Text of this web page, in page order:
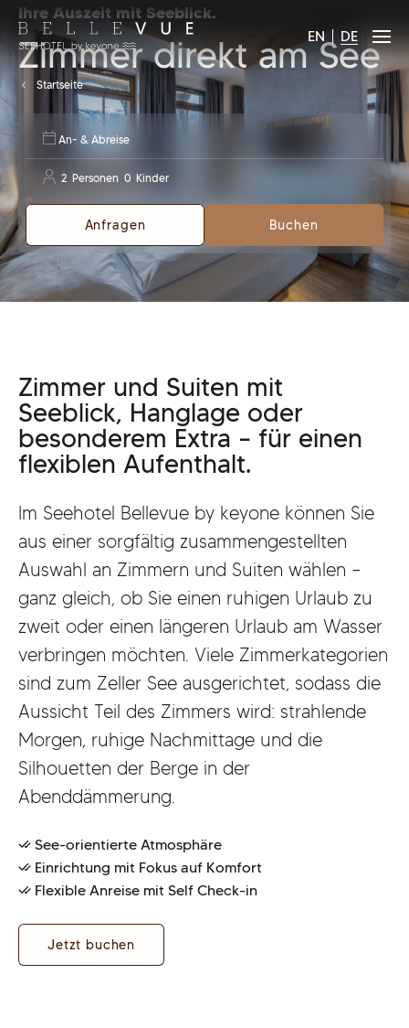
EN DE
Startseite
Ihre Auszeit mit Seeblick.
Zimmer direkt am See
An- & Abreise
2 Personen 0 Kinder
18 Jahre und älter
2
0
Anfragen Buchen
Zimmer und Suiten mit
Seeblick, Hanglage oder
besonderem Extra – für einen
flexiblen Aufenthalt.
Im Seehotel Bellevue by keyone können Sie
aus einer sorgfältig zusammengestellten
Auswahl an Zimmern und Suiten wählen –
ganz gleich, ob Sie einen ruhigen Urlaub zu
zweit oder einen längeren Urlaub am Wasser
verbringen möchten. Viele Zimmerkategorien
sind zum Zeller See ausgerichtet, sodass die
Aussicht Teil des Zimmers wird: strahlende
Morgen, ruhige Nachmittage und die
Silhouetten der Berge in der
Abenddämmerung.
See-orientierte Atmosphäre
Einrichtung mit Fokus auf Komfort
Flexible Anreise mit Self Check-in
Jetzt buchen